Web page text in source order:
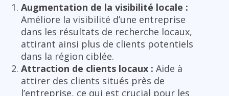
Augmentation de la visibilité locale :
Améliore la visibilité d’une entreprise
dans les résultats de recherche locaux,
attirant ainsi plus de clients potentiels
dans la région ciblée.
Attraction de clients locaux : Aide à
attirer des clients situés près de
l’entreprise, ce qui est crucial pour les